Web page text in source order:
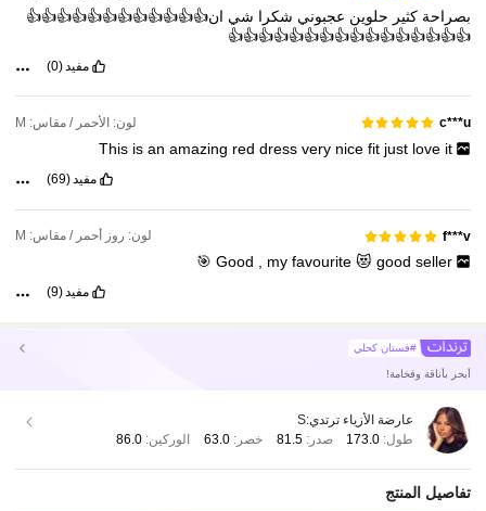
بصراحةكثير حلوين عجبوني شكرا شي ان👍👍👍👍👍👍👍👍👍👍👍👍
👍👍👍👍👍👍👍👍👍👍👍👍👍👍👍👍
مفيد(0)
c***u لون: الأحمر / مقاس: M
This isanamazing reddressvery nicefit just love it
مفيد(69)
f***v لون: روز أحمر / مقاس: M
Good , myfavourite😻goodseller
🎯
مفيد(9)
#فستان كحلي
أبحر بأناقة وفخامة!
عارضة الأزياء ترتدي:S
طول: 173.0 صدر:81.5 خصر: 63.0 الوركين: 86.0
تفاصيل المنتج